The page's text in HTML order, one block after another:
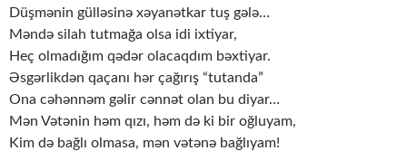
Düşmənin gülləsinə xəyanətkar tuş gələ…
Məndə silah tutmağa olsa idi ixtiyar,
Heç olmadığım qədər olacaqdım bəxtiyar.
Əsgərlikdən qaçanı hər çağırış “tutanda”
Ona cəhənnəm gəlir cənnət olan bu diyar…
Mən Vətənin həm qızı, həm də ki bir oğluyam,
Kim də bağlı olmasa, mən vətənə bağlıyam!